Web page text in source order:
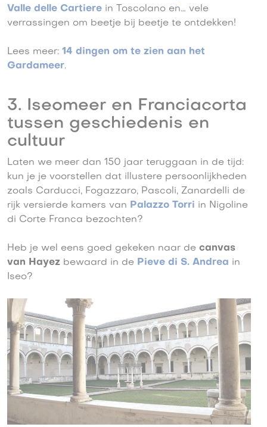
Valle delle Cartiere in Toscolano en… vele
verrassingen om beetje bij beetje te ontdekken!
Lees meer: 14 dingen om te zien aan het
Gardameer.
3. Iseomeer en Franciacorta
tussen geschiedenis en
cultuur
Laten we meer dan 150 jaar teruggaan in de tijd:
kun je je voorstellen dat illustere persoonlijkheden
zoals Carducci, Fogazzaro, Pascoli, Zanardelli de
rijk versierde kamers van Palazzo Torri in Nigoline
di Corte Franca bezochten?
Heb je wel eens goed gekeken naar de canvas
van Hayez bewaard in de Pieve di S. Andrea in
Iseo?